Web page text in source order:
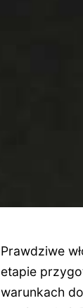
Prawdziwe
etapie
warunkach